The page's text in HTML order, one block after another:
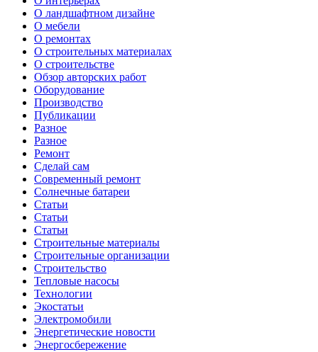
О ландшафтном дизайне
О мебели
О ремонтах
О строительных материалах
О строительстве
Обзор авторских работ
Оборудование
Производство
Публикации
Разное
Разное
Ремонт
Сделай сам
Современный ремонт
Солнечные батареи
Статьи
Статьи
Статьи
Строительные материалы
Строительные организации
Строительство
Тепловые насосы
Технологии
Экостатьи
Электромобили
Энергетические новости
Энергосбережение